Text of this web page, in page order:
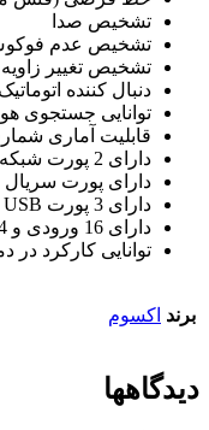
تشخیص صدا
تشخیص عدم
تشخیص تغییر زاویه
دنبال کننده اتوماتیک
توانایی جستجوی
قابلیت آماری
دارای 2 پورت شبکه گیگا بیتی
دارای پورت سریال
دارای 3 پورت USB
دارای 16 ورودی و 4 خروجی هشدار
توانایی کارکرد در دمای 10- تا 55 درجه
برند اکسوم
دیدگاهها